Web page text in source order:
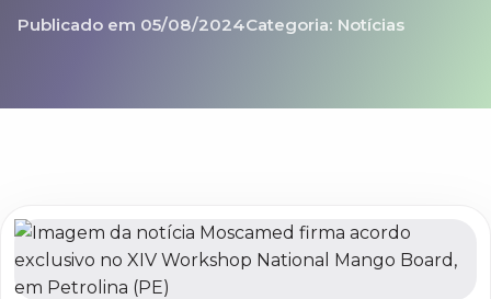
Publicado em 05/08/2024Categoria: Notícias